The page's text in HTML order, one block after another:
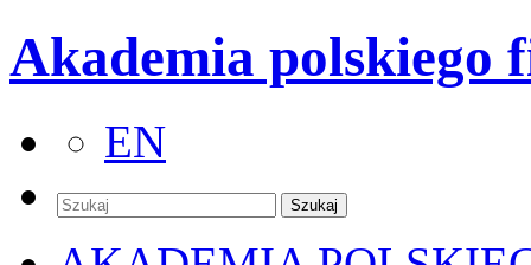
Akademia polskiego
EN